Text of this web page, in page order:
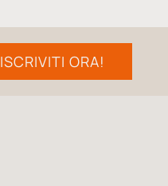
ISCRIVITI ORA!